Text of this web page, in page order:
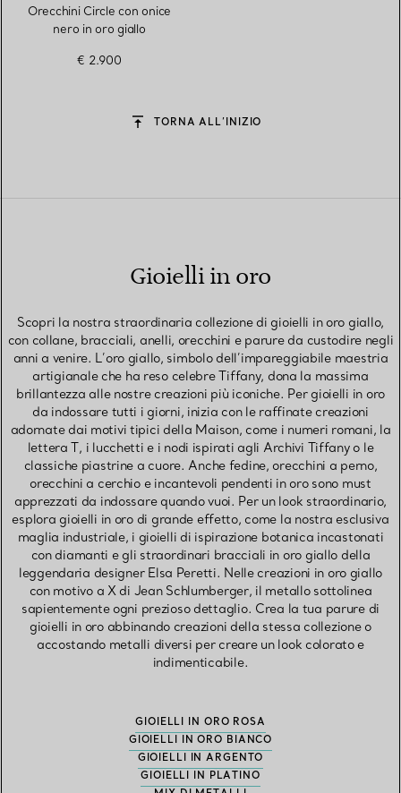
Orecchini Circle con onice
nero in oro giallo
€ 2.900
TORNA ALL’INIZIO
Gioielli in oro
Scopri la nostra straordinaria collezione di gioielli in oro giallo,
con collane, bracciali, anelli, orecchini e parure da custodire negli
anni a venire. L’oro giallo, simbolo dell’impareggiabile maestria
artigianale che ha reso celebre Tiffany, dona la massima
brillantezza alle nostre creazioni più iconiche. Per gioielli in oro
da indossare tutti i giorni, inizia con le raffinate creazioni
adornate dai motivi tipici della Maison, come i numeri romani, la
lettera T, i lucchetti e i nodi ispirati agli Archivi Tiffany o le
classiche piastrine a cuore. Anche fedine, orecchini a perno,
orecchini a cerchio e incantevoli pendenti in oro sono must
apprezzati da indossare quando vuoi. Per un look straordinario,
esplora gioielli in oro di grande effetto, come la nostra esclusiva
maglia industriale, i gioielli di ispirazione botanica incastonati
con diamanti e gli straordinari bracciali in oro giallo della
leggendaria designer Elsa Peretti. Nelle creazioni in oro giallo
con motivo a X di Jean Schlumberger, il metallo sottolinea
sapientemente ogni prezioso dettaglio. Crea la tua parure di
gioielli in oro abbinando creazioni della stessa collezione o
accostando metalli diversi per creare un look colorato e
indimenticabile.
GIOIELLI IN ORO ROSA
GIOIELLI IN ORO BIANCO
GIOIELLI IN ARGENTO
GIOIELLI IN PLATINO